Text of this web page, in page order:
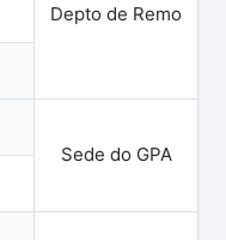
Depto de Remo
Sede do GPA